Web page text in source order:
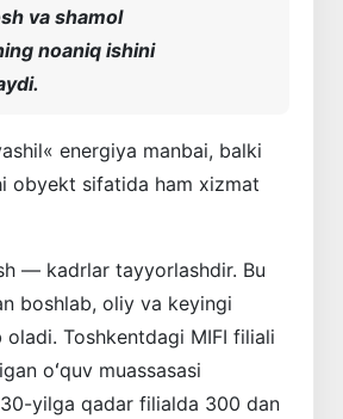
va shamol
noaniq ishini
energiya manbai, balki
obyekt sifatida ham xizmat
— kadrlar tayyorlashdir. Bu
boshlab, oliy va keyingi
oladi. Toshkentdagi MIFI filiali
oʻquv muassasasi
yilga qadar filialda 300 dan